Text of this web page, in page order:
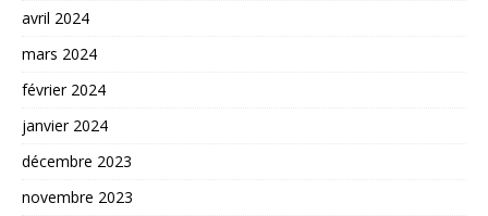
avril 2024
mars 2024
février 2024
janvier 2024
décembre 2023
novembre 2023